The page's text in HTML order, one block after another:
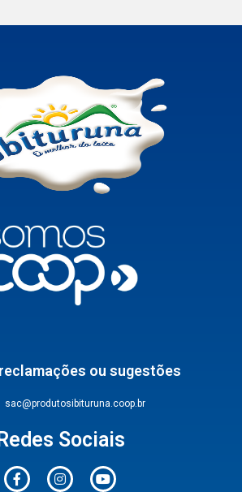
ou sugestões
sac@produtosibituruna.coop.br
Sociais